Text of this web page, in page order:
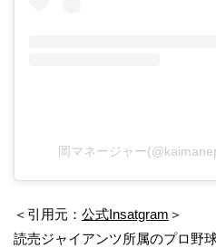
岡マネージャー
＜引用元： 公式Insatgram ＞
読売ジャイアンツ所属のプロ野